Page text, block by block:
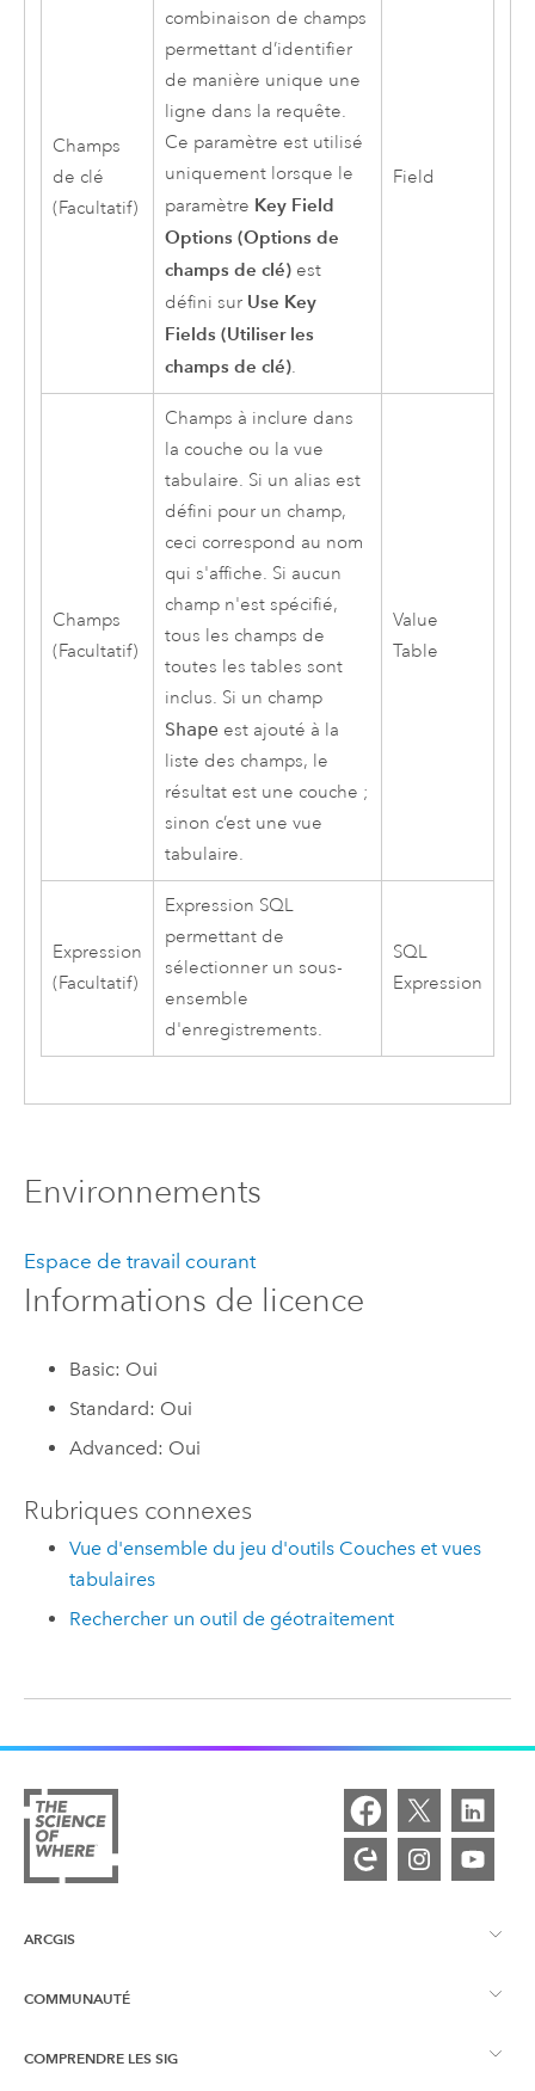
Champs
de clé
(Facultatif)
combinaison de champs
permettant d’identifier
de manière unique une
ligne dans la requête.
Ce paramètre est utilisé
uniquement lorsque le
paramètre Key Field
Options (Options de
champs de clé)est
défini sur Use Key
Fields (Utiliser les
champs de clé).
Field
Champs
(Facultatif)
Champs à inclure dans
la couche ou la vue
tabulaire. Si un alias est
défini pour un champ,
ceci correspond au nom
qui s'affiche. Si aucun
champ n'est spécifié,
tous les champs de
toutes les tables sont
inclus. Si un champ
Shape est ajouté à la
liste des champs, le
résultat est une couche ;
sinon c’est une vue
tabulaire.
Value
Table
Expression
(Facultatif)
Expression SQL
permettant de
sélectionner un sous-
ensemble
d'enregistrements.
SQL
Expression
Environnements
Espace de travail courant
Informations de licence
Basic: Oui
Standard: Oui
Advanced: Oui
Rubriques connexes
Vue d'ensemble du jeu d'outils Couches et vues
tabulaires
Rechercher un outil de géotraitement
ARCGIS
Vue d’ensemble d’ArcGIS
COMMUNAUTÉ
Esri Community
COMPRENDRE LES SIG